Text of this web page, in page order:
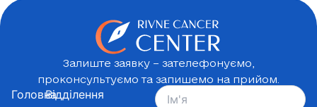
Залиште заявку – зателефонуємо,
проконсультуємо та запишемо на прийом.
ГоловнаВідділення